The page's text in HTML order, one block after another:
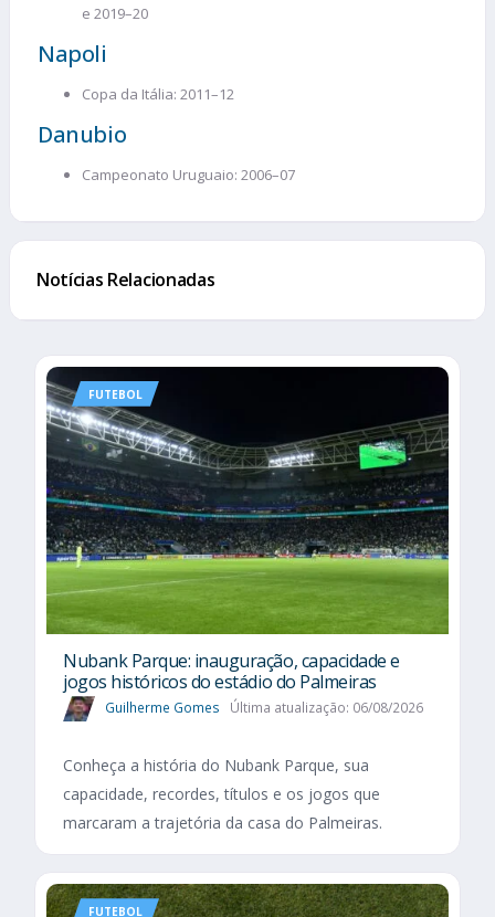
e 2019–20
Napoli
Copa da Itália: 2011–12
Danubio
Campeonato Uruguaio: 2006–07
Notícias Relacionadas
FUTEBOL
Nubank Parque: inauguração, capacidade e
jogos históricos do estádio do Palmeiras
Guilherme Gomes Última atualização: 06/08/2026
Conheça a história do Nubank Parque, sua
capacidade, recordes, títulos e os jogos que
marcaram a trajetória da casa do Palmeiras.
FUTEBOL